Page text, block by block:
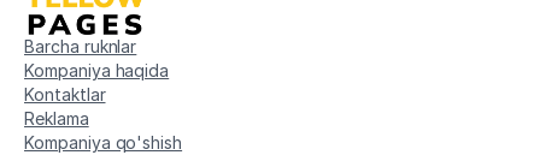
67
AZIZA SAYFI QIZI XUSUSIY
KORXONASI
68
Barcha ruknlar
Kompaniya haqida
Kontaktlar
Reklama
Kompaniya qo'shish